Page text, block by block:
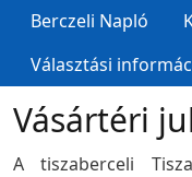
Berczeli Napló
Választási
Vásártéri
A tiszaberceli